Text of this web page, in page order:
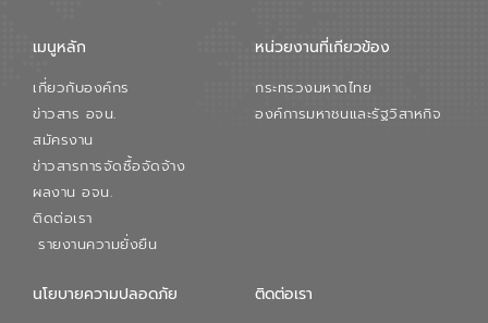
เมนูหลัก
เกี่ยวกับองค์กร
ข่าวสาร อจน.
สมัครงาน
ข่าวสารการจัดซื้อจัดจ้าง
ผลงาน อจน.
ติดต่อเรา
รายงานความยั่งยืน
หน่วยงานที่เกียวข้อง
กระทรวงมหาดไทย
องค์การมหาชนและรัฐวิสาหกิจ
นโยบายความปลอดภัย ติดต่อเรา